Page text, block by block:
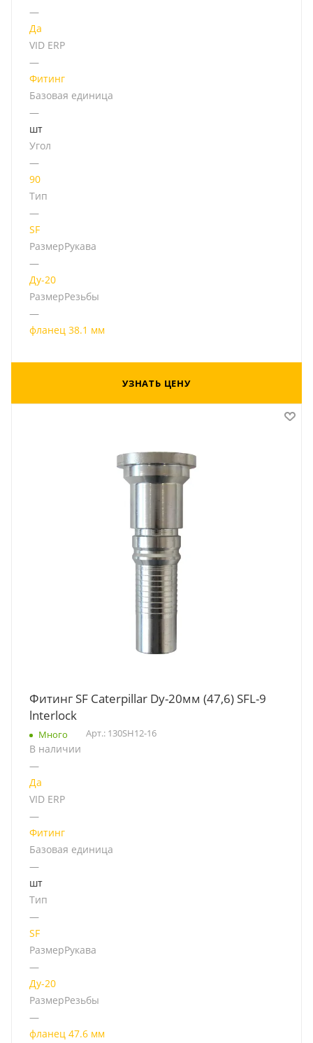
—
Да
VID ERP
—
Фитинг
Базовая единица
—
шт
Угол
—
90
Тип
—
SF
РазмерРукава
—
Ду-20
РазмерРезьбы
—
фланец 38.1 мм
УЗНАТЬ ЦЕНУ
Фитинг SF Caterpillar Dy-20мм (47,6) SFL-9
lnterlock
Много Арт.: 130SH12-16
В наличии
—
Да
VID ERP
—
Фитинг
Базовая единица
—
шт
Тип
—
SF
РазмерРукава
—
Ду-20
РазмерРезьбы
—
фланец 47.6 мм